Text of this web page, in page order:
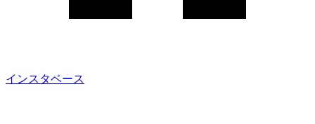
インスタベース